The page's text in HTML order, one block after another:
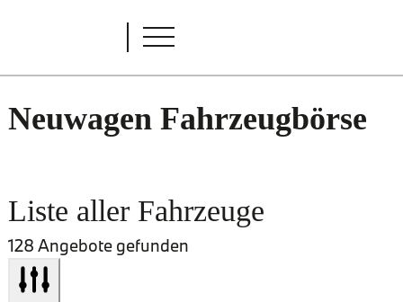
Neuwagen Fahrzeugbörse
Liste aller Fahrzeuge
128 Angebote gefunden